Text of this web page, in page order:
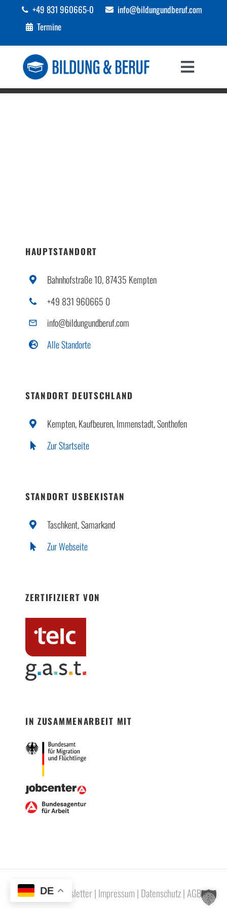
+49 831 960665-0
info@bildungundberuf.com
Termine
Toggle
Sprachen
HAUPTSTANDORT
Bahnhofstraße 10, 87435 Kempten
+49 831 960665 0
info@bildungundberuf.com
Alle Standorte
STANDORT DEUTSCHLAND
Kempten, Kaufbeuren, Immenstadt, Sonthofen
Zur Startseite
STANDORT USBEKISTAN
Taschkent, Samarkand
Zur Webseite
ZERTIFIZIERT VON
IN ZUSAMMENARBEIT MIT
Newsletter| Impressum| Datenschutz| AGB
DE